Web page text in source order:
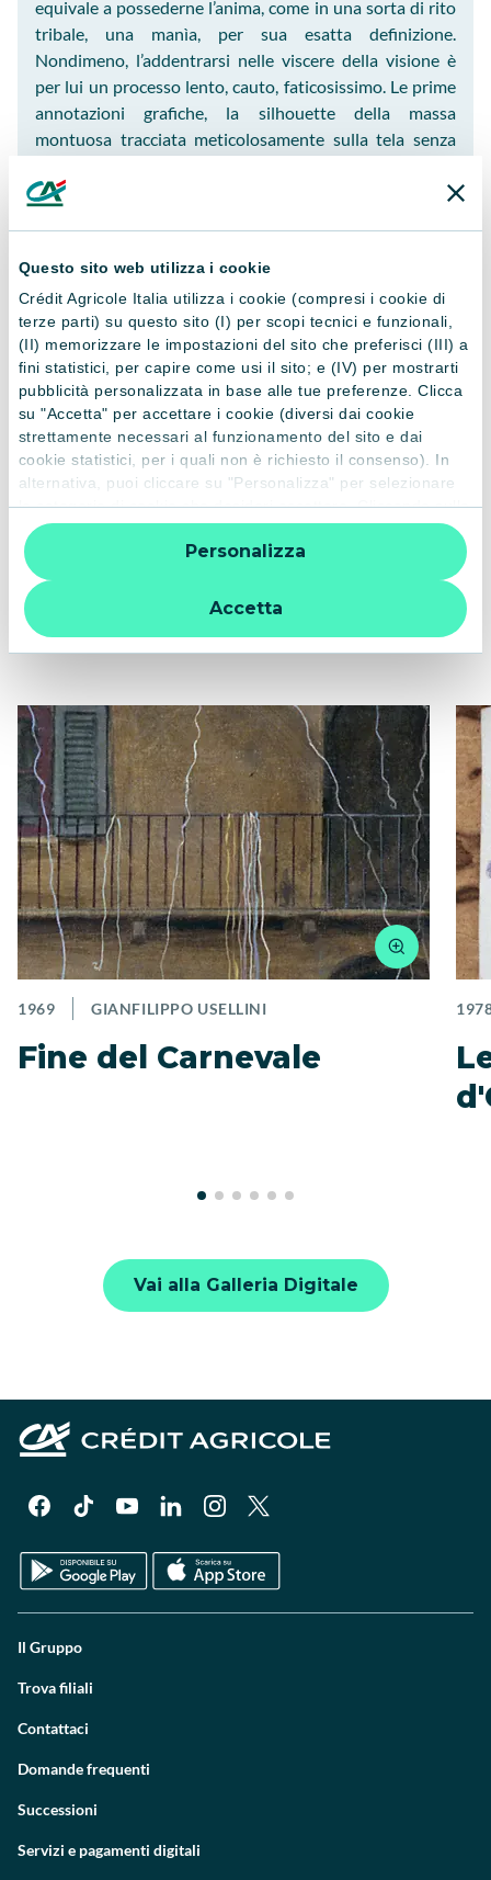
Questo sito web utilizza i cookie
Crédit Agricole Italia utilizza i cookie (compresi i cookie di
terze parti) su questo sito (I) per scopi tecnici e funzionali,
(II) memorizzare le impostazioni del sito che preferisci (III) a
fini statistici, per capire come usi il sito; e (IV) per mostrarti
pubblicità personalizzata in base alle tue preferenze. Clicca
su "Accetta" per accettare i cookie (diversi dai cookie
strettamente necessari al funzionamento del sito e dai
cookie statistici, per i quali non è richiesto il consenso). In
alternativa, puoi cliccare su "Personalizza" per selezionare
le categorie di cookie che desideri accettare. Cliccando sulla
“X” le impostazioni predefinite vengono lasciate invariate e
quindi la navigazione può continuare senza cookie o altri
strumenti di tracciamento diversi da quelli tecnici. Per
ulteriori informazioni:
informativa privacy
Accetta
Personalizza
equivale a possederne l’anima, come in una sorta di rito
tribale, una manìa, per sua esatta definizione.
Nondimeno, l’addentrarsi nelle viscere della visione è
per lui un processo lento, cauto, faticosissimo. Le prime
annotazioni grafiche, la silhouette della massa
montuosa tracciata meticolosamente sulla tela senza
scuri, per infine andare a schiarire le emergenze, i punti
efficacemente durante tutto il processo.
L’intera apparizione viene evocata nel buio e nel silenzio
del suo studio milanese, con le imposte serrate e la luce
artificiale che urta, senza mercéde, sulla tela. I toni
tenebrosi e violetti del cielo, e delle masse geologiche
inferiori hanno un gusto quasi litografico, che contrasta
apertamente con la cresta e la cima del Disgrazia, che
emergono nel loro realismo aguzzo e disperato,
assediate dall’ampio ghiacciaio che, per l’appunto,
1969 GIANFILIPPO USELLINI
Fine del Carnevale
Vai alla Galleria Digitale
Il Gruppo
Trova filiali
Contattaci
Domande frequenti
Successioni
Servizi e pagamenti digitali